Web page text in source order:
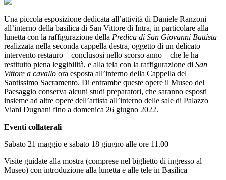
Una piccola esposizione dedicata all’attività di Daniele Ranzoni
all’interno della basilica di San Vittore di Intra, in particolare alla
lunetta con la raffigurazione della Predica di San Giovanni Battista
realizzata nella seconda cappella destra, oggetto di un delicato
intervento restauro – conclusosi nello scorso anno – che le ha
restituito piena leggibilità, e alla tela con la raffigurazione di San
Vittore a cavallo ora esposta all’interno della Cappella del
Santissimo Sacramento. Di entrambe queste opere il Museo del
Paesaggio conserva alcuni studi preparatori, che saranno esposti
insieme ad altre opere dell’artista all’interno delle sale di Palazzo
Viani Dugnani fino a domenica 26 giugno 2022.
Eventi collaterali
Sabato 21 maggio e sabato 18 giugno alle ore 11.00
Visite guidate alla mostra (comprese nel biglietto di ingresso al
Museo) con introduzione alla lunetta e alle tele in Basilica